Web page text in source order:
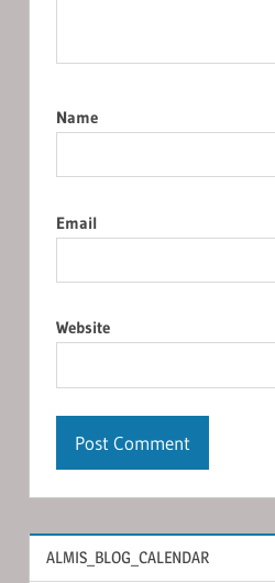
Name
Email
Website
ALMIS_BLOG_CALENDAR